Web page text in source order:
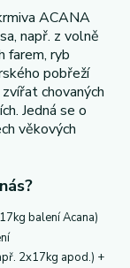
ACANA
např. z volně
farem, ryb
pobřeží
chovaných
Jedná se o
věkových
balení Acana)
2x17kg apod.) +